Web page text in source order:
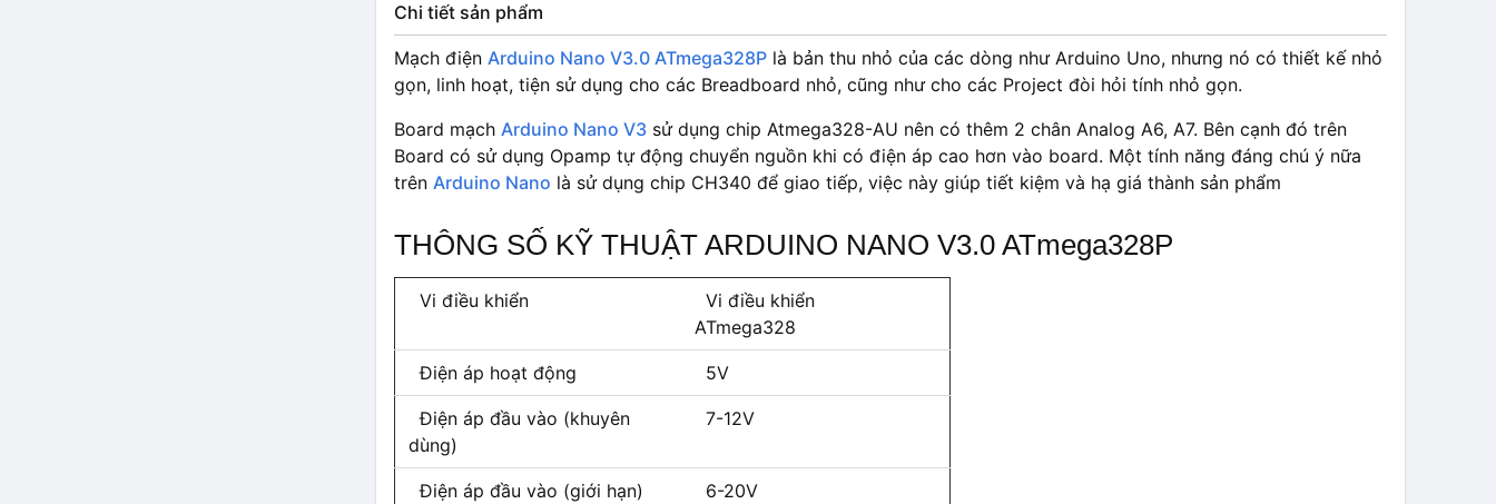
Chi tiết sản phẩm
Mạch điện Arduino Nano V3.0 ATmega328P là bản thu nhỏ của các dòng như Arduino Uno, nhưng nó có thiết kế nhỏ
gọn, linh hoạt, tiện sử dụng cho các Breadboard nhỏ, cũng như cho các Project đòi hỏi tính nhỏ gọn.
Board mạch Arduino Nano V3 sử dụng chip Atmega328-AU nên có thêm 2 chân Analog A6, A7. Bên cạnh đó trên
Board có sử dụng Opamp tự động chuyển nguồn khi có điện áp cao hơn vào board. Một tính năng đáng chú ý nữa
trên Arduino Nano là sử dụng chip CH340 để giao tiếp, việc này giúp tiết kiệm và hạ giá thành sản phẩm
THÔNG SỐ KỸ THUẬT ARDUINO NANO V3.0 ATmega328P
Vi điều khiển
Vi điều khiển
ATmega328
Điện áp hoạt động 5V
Điện áp đầu vào (khuyên
dùng)
7-12V
Điện áp đầu vào (giới hạn) 6-20V